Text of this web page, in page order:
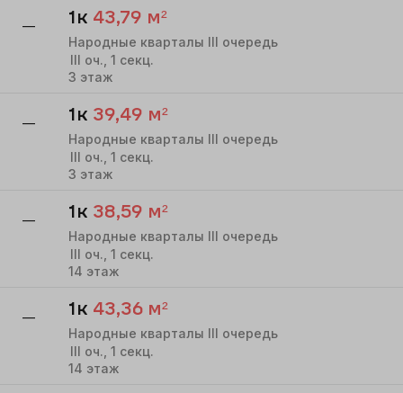
— 1к 43,79 м²
Народные кварталы III очередь
III оч., 1 секц.
3 этаж
— 1к 39,49 м²
Народные кварталы III очередь
III оч., 1 секц.
3 этаж
— 1к 38,59 м²
Народные кварталы III очередь
III оч., 1 секц.
14 этаж
— 1к 43,36 м²
Народные кварталы III очередь
III оч., 1 секц.
14 этаж